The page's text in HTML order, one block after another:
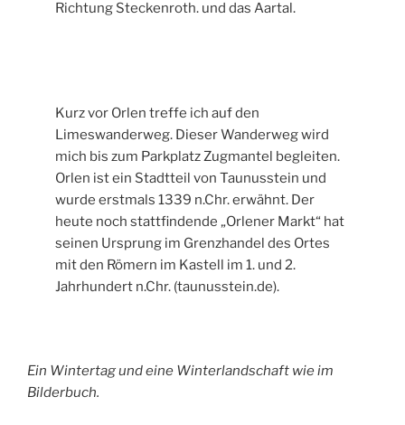
Richtung Steckenroth. und das Aartal.
Kurz vor Orlen treffe ich auf den
Limeswanderweg. Dieser Wanderweg wird
mich bis zum Parkplatz Zugmantel begleiten.
Orlen ist ein Stadtteil von Taunusstein und
wurde erstmals 1339 n.Chr. erwähnt. Der
heute noch stattfindende „Orlener Markt“ hat
seinen Ursprung im Grenzhandel des Ortes
mit den Römern im Kastell im 1. und 2.
Jahrhundert n.Chr. (taunusstein.de).
Ein Wintertag und eine Winterlandschaft wie im
Bilderbuch.